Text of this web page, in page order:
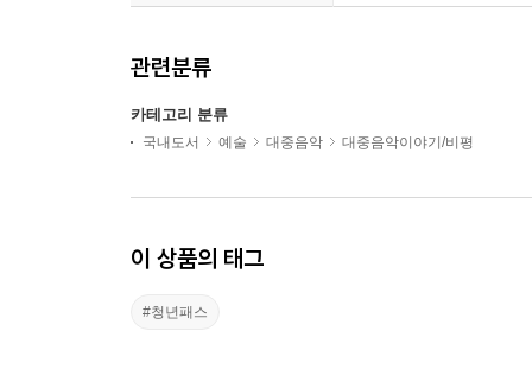
관련분류
카테고리 분류
국내도서 예술 대중음악 대중음악이야기/비평
이 상품의 태그
#청년패스